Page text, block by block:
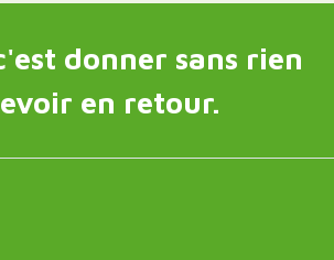
donner sans rien
en retour.